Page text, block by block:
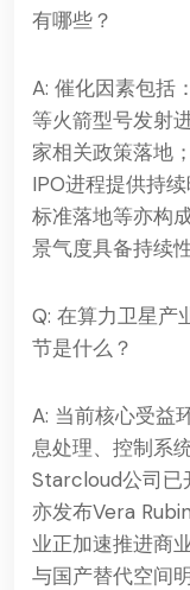
有哪些？
A: 催化因素包括
等火箭型号发射
家相关政策落地
IPO进程提供持
标准落地等亦构
景气度具备持续性
Q: 在算力卫星产
节是什么？
A: 当前核心受益
息处理、控制系
Starcloud公司已
亦发布Vera
业正加速推进商
与国产替代空间明